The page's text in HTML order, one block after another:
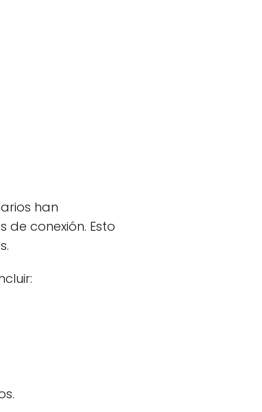
han
conexión. Esto